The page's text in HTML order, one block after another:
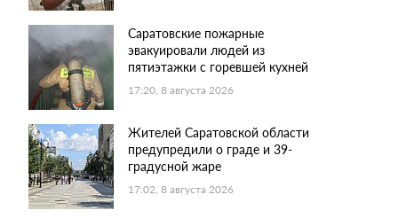
Саратовские пожарные
эвакуировали людей из
пятиэтажки с горевшей кухней
17:20, 8 августа 2026
Жителей Саратовской области
предупредили о граде и 39-
градусной жаре
17:02, 8 августа 2026